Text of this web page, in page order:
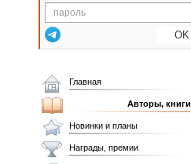
OK
Главная
Авторы, книги
Новинки и планы
Награды, премии